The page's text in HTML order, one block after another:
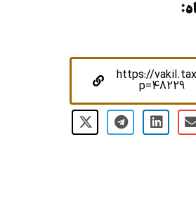
https://
p=48229